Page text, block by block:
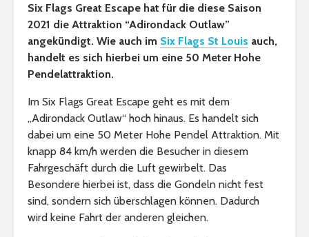
Six Flags Great Escape hat für die diese Saison
2021 die Attraktion “Adirondack Outlaw”
angekündigt. Wie auch im Six Flags St Louis auch,
handelt es sich hierbei um eine 50 Meter Hohe
Pendelattraktion.
Im Six Flags Great Escape geht es mit dem
„Adirondack Outlaw“ hoch hinaus. Es handelt sich
dabei um eine 50 Meter Hohe Pendel Attraktion. Mit
knapp 84 km/h werden die Besucher in diesem
Fahrgeschäft durch die Luft gewirbelt. Das
Besondere hierbei ist, dass die Gondeln nicht fest
sind, sondern sich überschlagen können. Dadurch
wird keine Fahrt der anderen gleichen.